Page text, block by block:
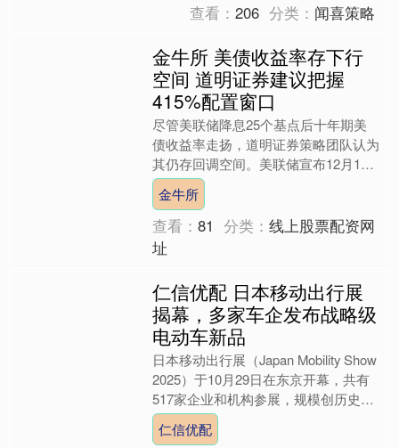
查看：206 分类： 闻喜策略
金牛所 美债收益率存下行
空间 道明证券建议把握
415%配置窗口
尽管美联储降息25个基点后十年期美
债收益率走扬，道明证券策略团队认为
其仍存回调空间。美联储宣布12月1日
起停止资产负债表缩减计划，但主席鲍
威尔明示12月降息未成....
金牛所
查看：81 分类：线上股票配资网
址
仁信优配 日本移动出行展
揭幕，多家车企发布战略级
电动车新品
日本移动出行展（Japan Mobility Show
2025）于10月29日在东京开幕，共有
517家企业和机构参展，规模创历史新
高。各大车企集中推出面向日本....
仁信优配